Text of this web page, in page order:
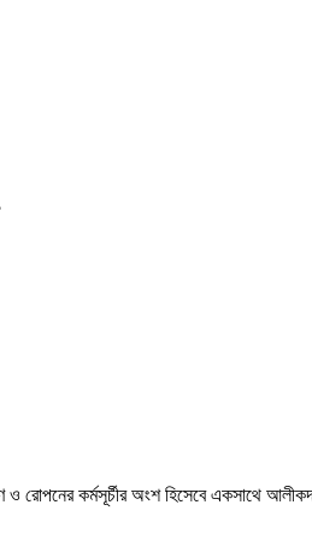
ও রোপনের কর্মসূর্চীর অংশ হিসেবে একসাথে